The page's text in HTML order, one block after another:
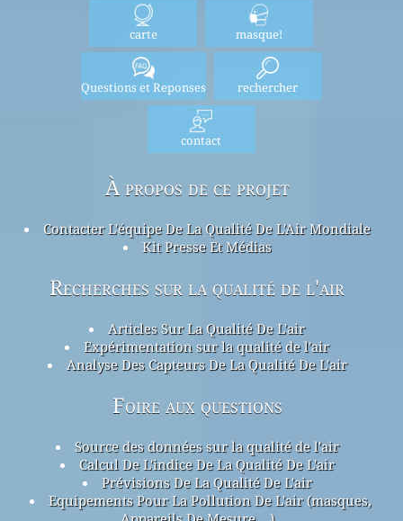
carte masque!
Questions et Reponses rechercher
contact
À propos de ce projet
Contacter L'équipe De La Qualité De L'Air Mondiale
Kit Presse Et Médias
Recherches sur la qualité de l'air
Articles Sur La Qualité De L'air
Expérimentation sur la qualité de l'air
Analyse Des Capteurs De La Qualité De L'air
Foire aux questions
Source des données sur la qualité de l'air
Calcul De L'indice De La Qualité De L'air
Prévisions De La Qualité De L'air
Equipements Pour La Pollution De L'air (masques,